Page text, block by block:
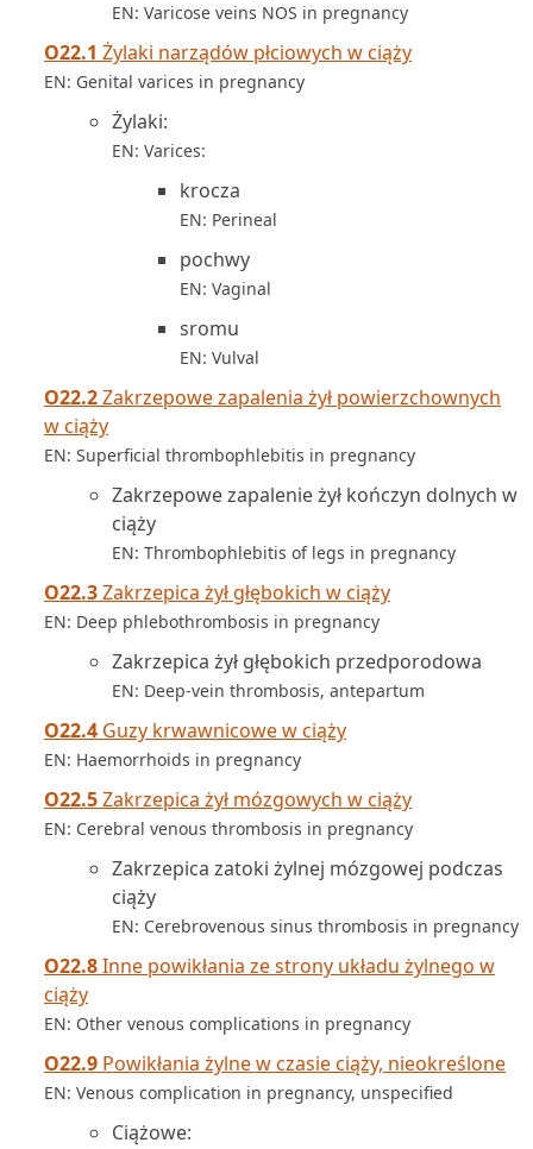
EN: Varicose veins NOS in pregnancy
O22.1 Żylaki narządów płciowych w ciąży
EN: Genital varices in pregnancy
Żylaki:
EN: Varices:
krocza
EN: Perineal
pochwy
EN: Vaginal
sromu
EN: Vulval
O22.2Zakrzepowe zapalenia żył powierzchownych
w ciąży
EN: Superficial thrombophlebitis in pregnancy
Zakrzepowe zapalenie żył kończyn dolnych w
ciąży
EN: Thrombophlebitis of legs in pregnancy
O22.3Zakrzepica żył głębokich w ciąży
EN: Deep phlebothrombosis in pregnancy
Zakrzepica żył głębokich przedporodowa
EN: Deep-vein thrombosis, antepartum
O22.4 Guzy krwawnicowe w ciąży
EN: Haemorrhoids in pregnancy
O22.5Zakrzepica żył mózgowych w ciąży
EN: Cerebral venous thrombosis in pregnancy
Zakrzepica zatoki żylnej mózgowej podczas
ciąży
EN: Cerebrovenous sinus thrombosis in pregnancy
O22.8Inne powikłania ze strony układu żylnego w
ciąży
EN: Other venous complications in pregnancy
O22.9 Powikłania żylne w czasie ciąży, nieokreślone
EN: Venous complication in pregnancy, unspecified
Ciążowe: